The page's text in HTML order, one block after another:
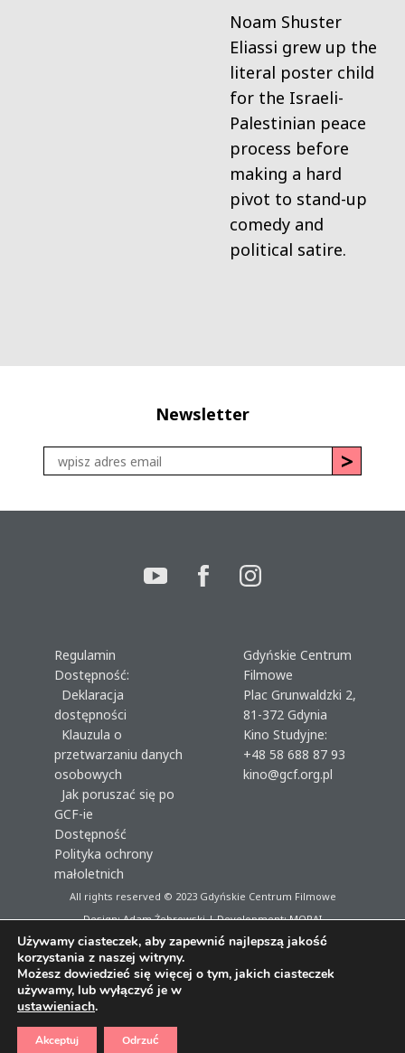
Noam Shuster
Eliassi grew up the
literal poster child
for the Israeli-
Palestinian peace
process before
making a hard
pivot to stand-up
comedy and
political satire.
Newsletter
Regulamin
Dostępność:
Deklaracja
dostępności
Klauzula o
przetwarzaniu danych
osobowych
Jak poruszać się po
GCF-ie
Dostępność
Polityka ochrony
małoletnich
Gdyńskie Centrum
Filmowe
Plac Grunwaldzki 2,
81-372 Gdynia
Kino Studyjne:
+48 58 688 87 93
kino@gcf.org.pl
All rights reserved © 2023Gdyńskie Centrum Filmowe
Design: Adam Żebrowski | Development:MORAI
Używamy ciasteczek, aby zapewnić najlepszą jakość
korzystania z naszej witryny.
Możesz dowiedzieć się więcej o tym, jakich ciasteczek
używamy, lub wyłączyć je w
ustawieniach.
Akceptuj Odrzuć